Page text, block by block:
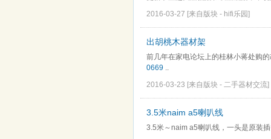
2016-03-27 [来自版块 - hifi乐园]
出胡桃木器材架
前几年在家电论坛上的桂林小蒋处购
0669 ..
2016-03-23 [来自版块 - 二手器材交流]
3.5米naim a5喇叭线
3.5米～naim a5喇叭线，一头是原装